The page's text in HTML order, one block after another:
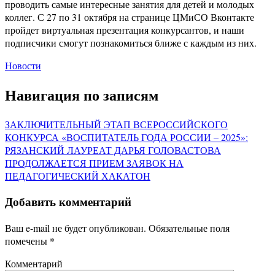
проводить самые интересные занятия для детей и молодых
коллег. С 27 по 31 октября на странице ЦМиСО Вконтакте
пройдет виртуальная презентация конкурсантов, и наши
подписчики смогут познакомиться ближе с каждым из них.
Новости
Навигация по записям
ЗАКЛЮЧИТЕЛЬНЫЙ ЭТАП ВСЕРОССИЙСКОГО
КОНКУРСА «ВОСПИТАТЕЛЬ ГОДА РОССИИ – 2025»:
РЯЗАНСКИЙ ЛАУРЕАТ ДАРЬЯ ГОЛОВАСТОВА
ПРОДОЛЖАЕТСЯ ПРИЕМ ЗАЯВОК НА
ПЕДАГОГИЧЕСКИЙ ХАКАТОН
Добавить комментарий
Ваш e-mail не будет опубликован. Обязательные поля
помечены *
Комментарий